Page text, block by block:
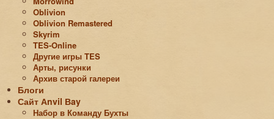
Oblivion
Oblivion Remastered
Skyrim
TES-Online
Другие игры TES
Арты, рисунки
Архив старой галереи
Блоги
Сайт Аnvil Вay
Набор в Команду Бухты